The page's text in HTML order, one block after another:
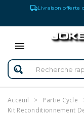
Livraison offerte
Acceuil Partie Cycle
Kit Reconditionnement